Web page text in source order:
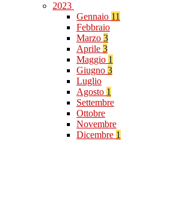
2023
Gennaio 11
Febbraio
Marzo 3
Aprile 3
Maggio 1
Giugno 3
Luglio
Agosto 1
Settembre
Ottobre
Novembre
Dicembre 1